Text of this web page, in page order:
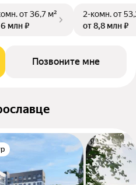
от 36,7 м²
6 млн ₽
2-комн.от
от 8,8 млн ₽
Позвоните мне